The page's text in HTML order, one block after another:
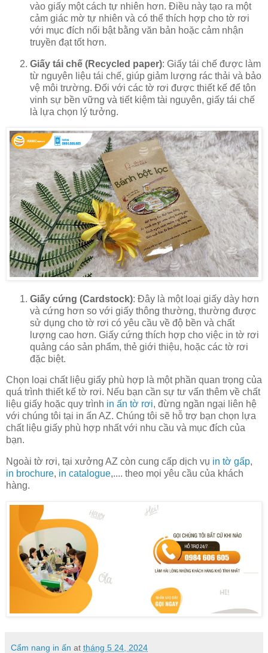
vào giấy một cách tự nhiên hơn. Điều này tạo ra một
cảm giác mờ tự nhiên và có thể thích hợp cho tờ rơi
với mục đích nổi bật bằng văn bản hoặc cảm nhận
truyền đạt tốt hơn.
Giấy tái chế (Recycled paper): Giấy tái chế được làm
từ nguyên liệu tái chế, giúp giảm lượng rác thải và bảo
vệ môi trường. Đối với các tờ rơi được thiết kế để tôn
vinh sự bền vững và tiết kiệm tài nguyên, giấy tái chế
là lựa chọn lý tưởng.
Giấy cứng (Cardstock): Đây là một loại giấy dày hơn
và cứng hơn so với giấy thông thường, thường được
sử dụng cho tờ rơi có yêu cầu về độ bền và chất
lượng cao hơn. Giấy cứng thích hợp cho việc in tờ rơi
quảng cáo sản phẩm, thẻ giới thiệu, hoặc các tờ rơi
đặc biệt.
Chọn loại chất liệu giấy phù hợp là một phần quan trọng của
quá trình thiết kế tờ rơi. Nếu bạn cần sự tư vấn thêm về chất
liệu giấy hoặc quy trình in ấn tờ rơi, đừng ngần ngại liên hệ
với chúng tôi tại in ấn AZ. Chúng tôi sẽ hỗ trợ bạn chọn lựa
chất liệu giấy phù hợp nhất với nhu cầu và mục đích của
bạn.
Ngoài tờ rơi, tại xưởng AZ còn cung cấp dịch vụ in tờ gấp,
in brochure, in catalogue,.... theo mọi yêu cầu của khách
hàng.
Cẩm nang in ấn at tháng 5 24, 2024